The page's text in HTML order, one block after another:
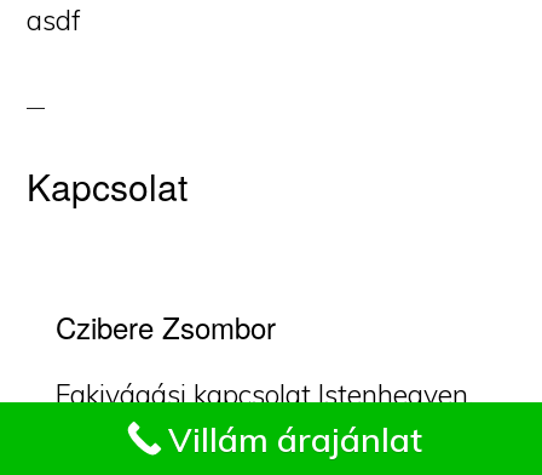
asdf
Kapcsolat
Czibere Zsombor
Fakivágási kapcsolat Istenhegyen.
Villám árajánlat